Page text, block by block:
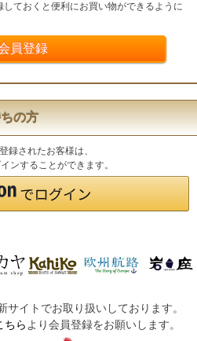
ておくと便利にお買い物ができるように
の方
録されたお客様は、
ンすることができます。
サイトでお取り扱いしております。
ちら より会員登録をお願いします。